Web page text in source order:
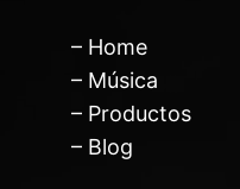
– Home
– Música
– Productos
– Blog